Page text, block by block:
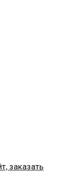
заказать